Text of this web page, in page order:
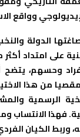
وواقع
الدولة
على
وحسهم، يتضح
من هذا
الرسمية
فهذا الانتساب
وربط الكيان